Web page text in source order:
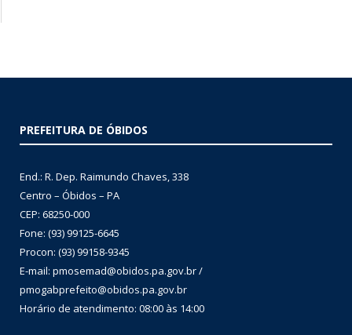
PREFEITURA DE ÓBIDOS
End.: R. Dep. Raimundo Chaves, 338
Centro – Óbidos – PA
CEP: 68250-000
Fone: (93) 99125-6645
Procon: (93) 99158-9345
E-mail: pmosemad@obidos.pa.gov.br /
pmogabprefeito@obidos.pa.gov.br
Horário de atendimento: 08:00 às 14:00